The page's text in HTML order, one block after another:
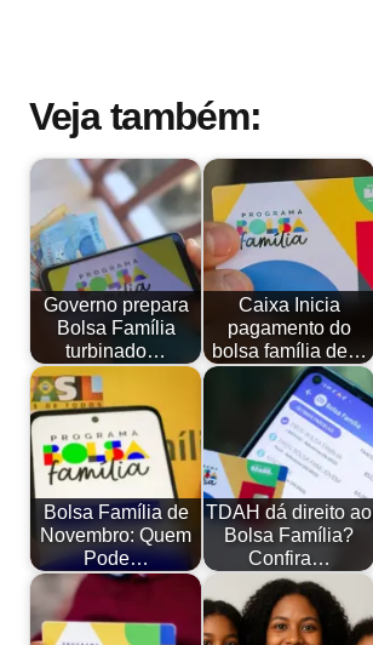
Veja também:
Governo prepara
Bolsa Família
turbinado…
Caixa Inicia
pagamento do
bolsa família de…
Bolsa Família de
Novembro: Quem
Pode…
TDAH dá direito ao
Bolsa Família?
Confira…